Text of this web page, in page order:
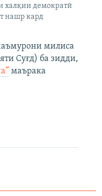
халқии демократӣ
нашр кард
милиса
Суғд) ба зидди,
маърака